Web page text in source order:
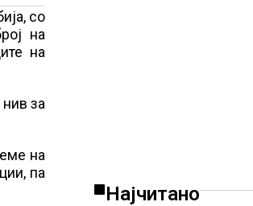
со
на
на
за
на
па
Најчитано